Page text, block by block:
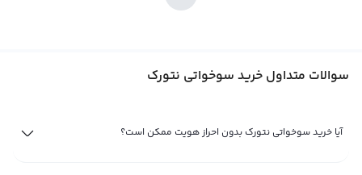
شما را قادر می‌سازد که با اطمینان خاطر به صورت مستقیم و با کارمزد پایین،
سرمایه‌گذاری در ارز دیجیتال SKT فراهم می‌کند. ولی قبل از هرگونه سرمایه‌گذاری درسوالات متداول خرید سوخواتی نتورک
آیا خرید سوخواتی نتورک بدون احراز هویت ممکن است؟